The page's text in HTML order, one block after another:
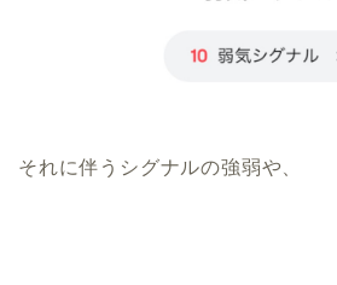
それに伴うシグナルの強弱や、